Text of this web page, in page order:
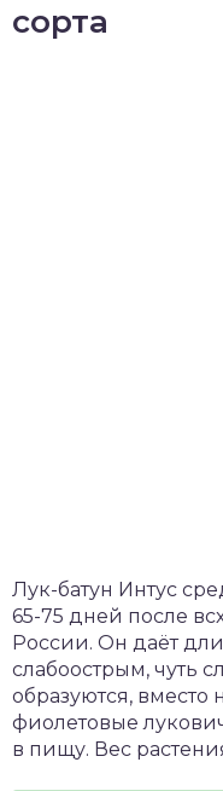
сорта
Лук-батун Интус
65-75 дней после
России. Он даёт
слабоострым, чуть
образуются,
фиолетовые
в пищу. Вес